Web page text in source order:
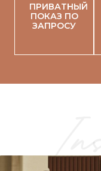
ПРИВАТНЫЙ
ПОКАЗ ПО
ЗАПРОСУ